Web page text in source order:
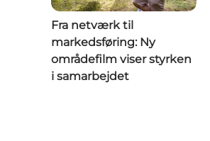
Fra netværk til
markedsføring: Ny
områdefilm viser styrken
i samarbejdet